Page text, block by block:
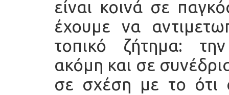
είναι κοινά σε
έχουμε να
τοπικό ζήτημα:
ακόμη και σε
σε σχέση με το ότι